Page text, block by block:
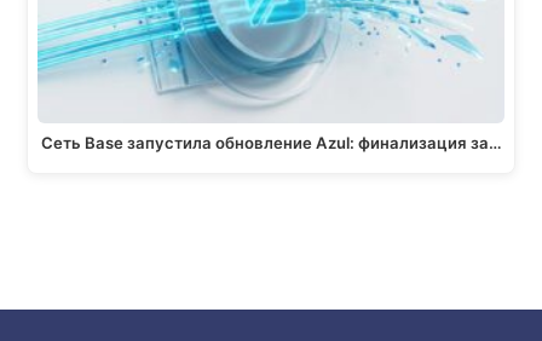
Сеть Base запустила обновление Azul: финализация за…